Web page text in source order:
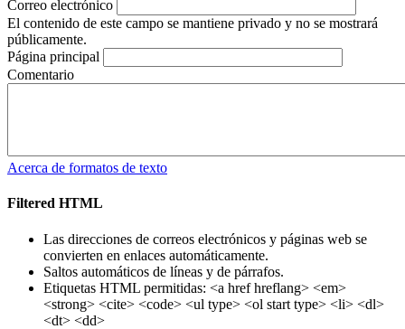
Correo electrónico
El contenido de este campo se mantiene privado y no se mostrará
públicamente.
Página principal
Comentario
Acerca de formatos de texto
Filtered HTML
Las direcciones de correos electrónicos y páginas web se
convierten en enlaces automáticamente.
Saltos automáticos de líneas y de párrafos.
Etiquetas HTML permitidas: <a href hreflang> <em>
<strong> <cite> <code> <ul type> <ol start type> <li> <dl>
<dt> <dd>